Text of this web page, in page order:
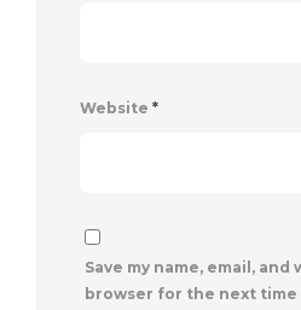
Website *
Save my name, email,
browser for the next time